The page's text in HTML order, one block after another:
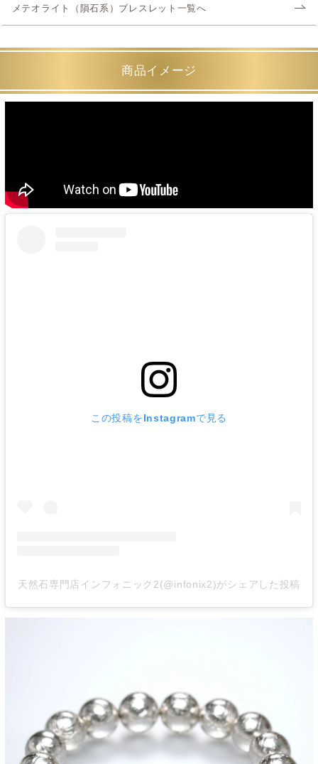
メテオライト（隕石系）ブレスレット一覧へ
商品イメージ
この投稿をInstagramで見る
天然石専門店インフォニック2(@infonix2)がシェアした投稿